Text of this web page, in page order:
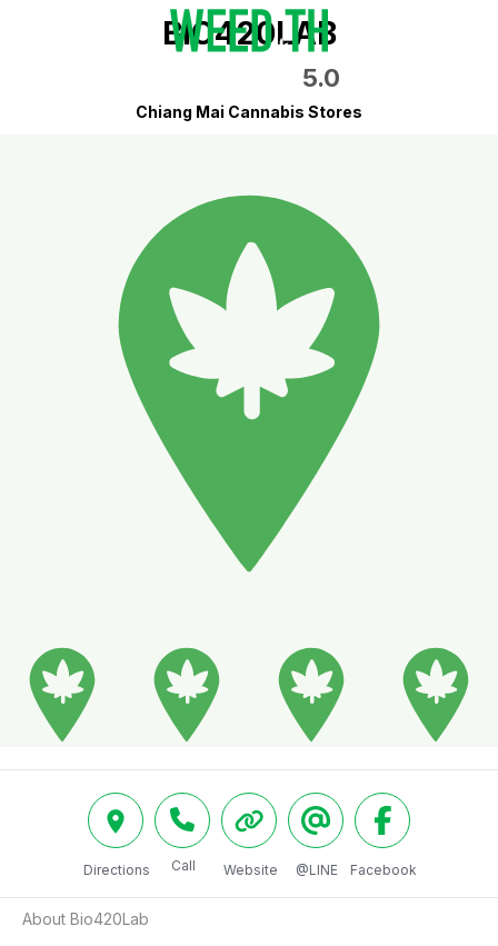
BIO420LAB
5.0
Chiang Mai Cannabis Stores
Directions Call Website @LINE Facebook
About Bio420Lab